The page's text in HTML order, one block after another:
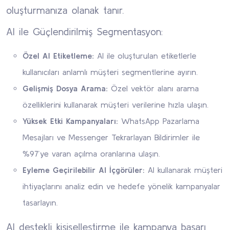
oluşturmanıza olanak tanır.
AI ile Güçlendirilmiş Segmentasyon:
Özel AI Etiketleme: AI ile oluşturulan etiketlerle
kullanıcıları anlamlı müşteri segmentlerine ayırın.
Gelişmiş Dosya Arama: Özel vektör alanı arama
özelliklerini kullanarak müşteri verilerine hızla ulaşın.
Yüksek Etki Kampanyaları: WhatsApp Pazarlama
Mesajları ve Messenger Tekrarlayan Bildirimler ile
%97’ye varan açılma oranlarına ulaşın.
Eyleme Geçirilebilir AI İçgörüler: AI kullanarak müşteri
ihtiyaçlarını analiz edin ve hedefe yönelik kampanyalar
tasarlayın.
AI destekli kişiselleştirme ile kampanya başarı